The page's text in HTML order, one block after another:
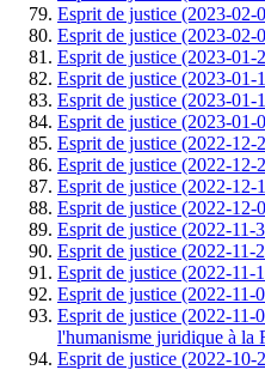
Esprit de justice (2023-02-
Esprit de justice (2023-02-
Esprit de justice (2023-01-
Esprit de justice (2023-01-
Esprit de justice (2023-01-
Esprit de justice (2023-01-
Esprit de justice (2022-12-
Esprit de justice (2022-12-
Esprit de justice (2022-12-
Esprit de justice (2022-12-
Esprit de justice (2022-11-
Esprit de justice (2022-11-
Esprit de justice (2022-11-
Esprit de justice (2022-11-
Esprit de justice (2022-11-
l'humanisme juridique à la
Esprit de justice (2022-10-